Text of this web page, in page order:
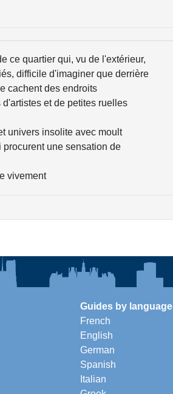
ce quartier qui, vu de l'extérieur,
difficile d'imaginer que derrière
cachent des endroits
et de petites ruelles
univers insolite avec moult
une sensation de
vivement
Guides by language
French
English
German
Spanish
Italian